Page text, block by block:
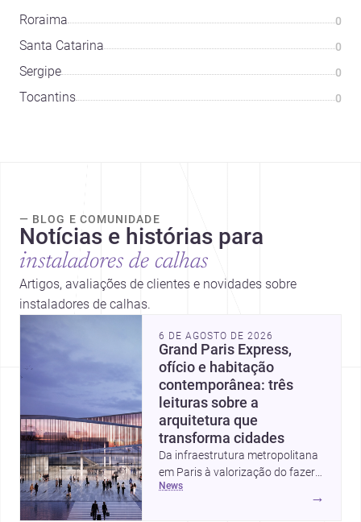
Roraima 0
Santa Catarina 0
Sergipe 0
Tocantins 0
— BLOG E COMUNIDADE
Notícias e histórias para
instaladores de calhas
Artigos, avaliações de clientes e novidades sobre
instaladores de calhas.
6 DE AGOSTO DE 2026
Grand Paris Express,
ofício e habitação
contemporânea: três
leituras sobre a
arquitetura que
transforma cidades
Da infraestrutura metropolitana
em Paris à valorização do fazer
artesanal e à casa elevada da
news
→